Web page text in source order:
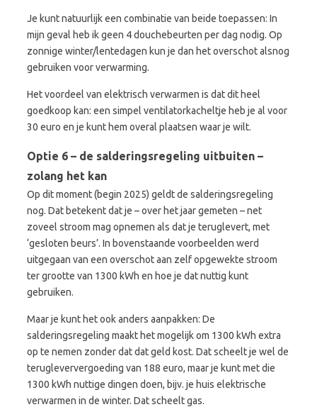
Je kunt natuurlijk een combinatie van beide toepassen: In
mijn geval heb ik geen 4 douchebeurten per dag nodig. Op
zonnige winter/lentedagen kun je dan het overschot alsnog
gebruiken voor verwarming.
Het voordeel van elektrisch verwarmen is dat dit heel
goedkoop kan: een simpel ventilatorkacheltje heb je al voor
30 euro en je kunt hem overal plaatsen waar je wilt.
Optie 6 – de salderingsregeling uitbuiten –
zolang het kan
Op dit moment (begin 2025) geldt de salderingsregeling
nog. Dat betekent dat je – over het jaar gemeten – net
zoveel stroom mag opnemen als dat je teruglevert, met
‘gesloten beurs’. In bovenstaande voorbeelden werd
uitgegaan van een overschot aan zelf opgewekte stroom
ter grootte van 1300 kWh en hoe je dat nuttig kunt
gebruiken.
Maar je kunt het ook anders aanpakken: De
salderingsregeling maakt het mogelijk om 1300 kWh extra
op te nemen zonder dat dat geld kost. Dat scheelt je wel de
terugleververgoeding van 188 euro, maar je kunt met die
1300 kWh nuttige dingen doen, bijv. je huis elektrische
verwarmen in de winter. Dat scheelt gas.